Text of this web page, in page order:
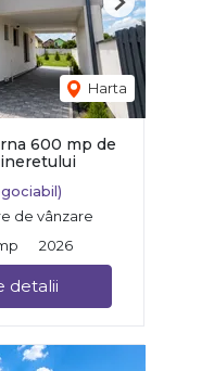
Harta
Next
600 mp de
de vânzare
2026
detalii